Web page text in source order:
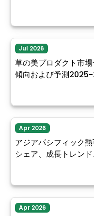
Jul 2026
草の美プロダクト市
傾向および予測
Apr 2026
アジアパシフィック
シェア、成長トレン
Apr 2026